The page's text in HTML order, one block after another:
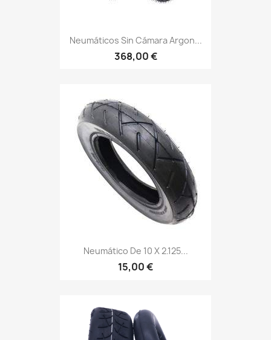
Neumáticos Sin Cámara Argon...
368,00 €
Neumático De 10 X 2.125...
15,00 €